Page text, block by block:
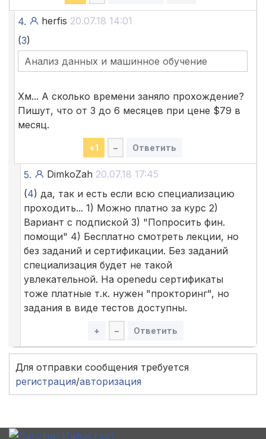
4. herfis 20.07.18 14:01
(3)
Анализ данных и машинное обучение
Хм... А сколько времени заняло прохождение?
Пишут, что от 3 до 6 месяцев при цене $79 в
месяц.
+1 – Ответить
5. DimkoZah 20.07.18 17:45
(4) да, так и есть если всю специализацию
проходить... 1) Можно платно за курс 2)
Вариант с подпиской 3) "Попросить фин.
помощи" 4) Бесплатно смотреть лекции, но
без заданий и сертификации. Без заданий
специализация будет не такой
увлекательной. На openedu сертификаты
тоже платные т.к. нужен "прокторинг", но
задания в виде тестов доступны.
+ – Ответить
Для отправки сообщения требуется
регистрация/авторизация